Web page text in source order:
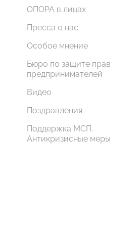
ОПОРА в лицах
Пресса о нас
Особое мнение
Бюро по защите прав
предпринимателей
Видео
Поздравления
Поддержка МСП.
Антикризисные меры